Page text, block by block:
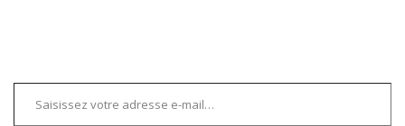
Saisissez votre adresse e-mail…